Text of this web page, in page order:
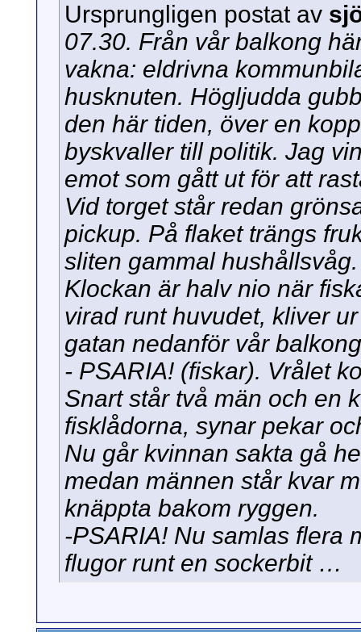
Ursprungligen postat av
07.30. Från vår balkong
vakna: eldrivna
husknuten. Högljudda
den här tiden, över en
byskvaller till politik. Jag
emot som gått ut för att
Vid torget står redan
pickup. På flaket trängs
sliten gammal hushållsvåg.
Klockan är halv nio när
virad runt huvudet, kliver
gatan nedanför vår
- PSARIA! (fiskar). Vrålet
Snart står två män och en
fisklådorna, synar pekar
Nu går kvinnan sakta gå
medan männen står kvar
knäppta bakom ryggen.
-PSARIA! Nu samlas flera
flugor runt en sockerbit …